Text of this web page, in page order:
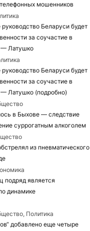
мошенников
Беларуси будет
за соучастие в
— Латушко
Беларуси будет
за соучастие в
— Латушко (подробно)
в Быхове — следствие
суррогатным алкоголем
из пневматического
подряд является
динамике
Политика
добавлено еще четыре